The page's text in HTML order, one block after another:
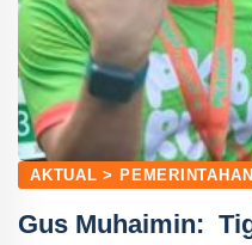
AKTUAL > PEMERINTAHAN
Gus Muhaimin: